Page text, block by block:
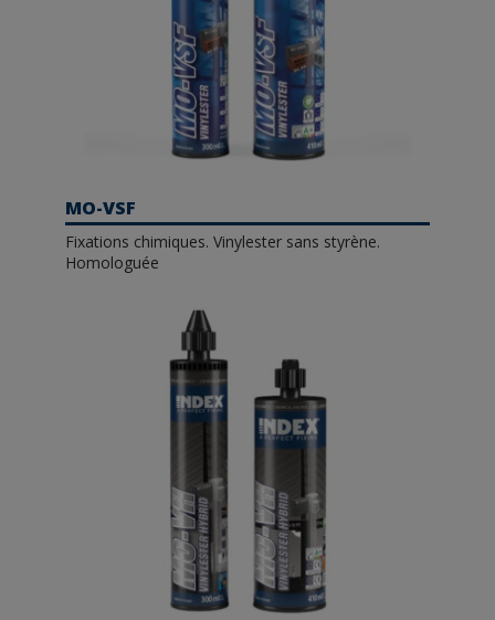
MO-VSF
Fixations chimiques. Vinylester sans styrène.
Homologuée